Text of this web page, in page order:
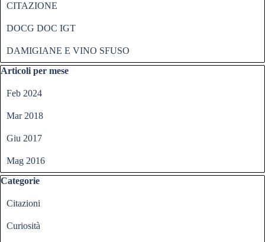
CITAZIONE
DOCG DOC IGT
DAMIGIANE E VINO SFUSO
Salta blocco Articoli per mese
Articoli per mese
Feb 2024
Mar 2018
Giu 2017
Mag 2016
Salta blocco Categorie
Categorie
Citazioni
Curiosità